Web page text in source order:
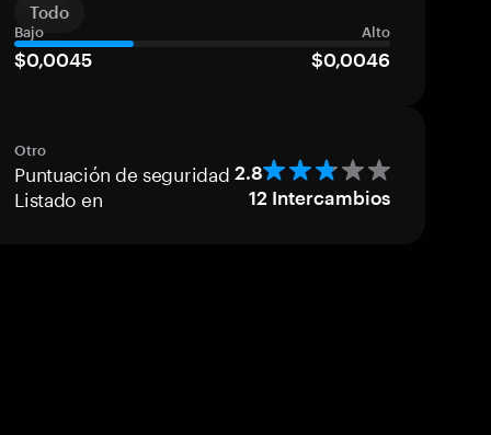
Todo
Bajo Alto
$0,0045 $0,0046
Otro
Puntuación de seguridad 2.8
Listado en 12 Intercambios